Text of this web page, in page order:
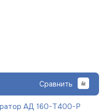
Сравнить
АД 160-Т400-Р